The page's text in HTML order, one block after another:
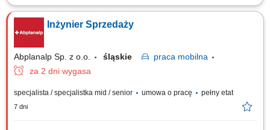
Twoje zadania: Rozwijanie sprzedaży usług badań żywności na
powierzonym terenie; Utrzymywanie relacji z obecnymi klientami oraz
aktywne pozyskiwanie nowych kontrahentów; Przygotowywanie ofert,
prowadzenie rozmów handlowych i negocjowanie warunków współpracy;
Doradztwo klientom w zakresie...
Inżynier Sprzedaży
Abplanalp Sp. z o.o. śląskie praca mobilna
za 2 dni wygasa
specjalista / specjalistka mid / senior umowa o pracę pełny etat
7 dni